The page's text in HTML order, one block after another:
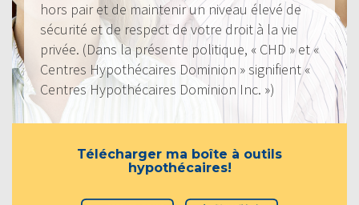
hors pair et de maintenir un niveau élevé de
sécurité et de respect de votre droit à la vie
privée. (Dans la présente politique, « CHD » et «
Centres Hypothécaires Dominion » signifient «
Centres Hypothécaires Dominion Inc. »)
Télécharger ma boîte à outils
hypothécaires!